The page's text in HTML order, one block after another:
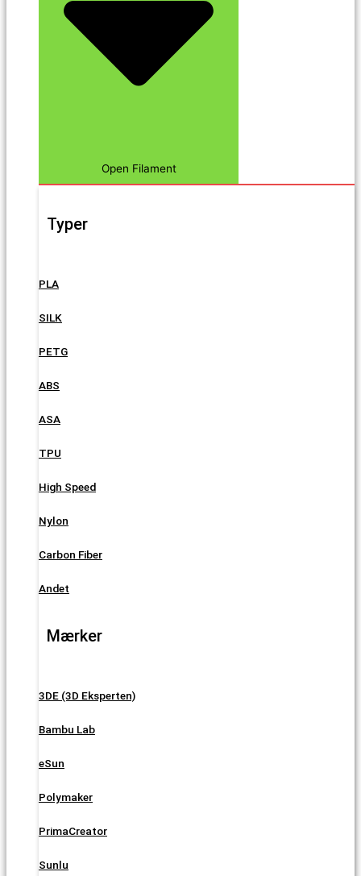
Open Filament
Typer
PLA
SILK
PETG
ABS
ASA
TPU
High Speed
Nylon
Carbon Fiber
Andet
Mærker
3DE (3D Eksperten)
Bambu Lab
eSun
Polymaker
PrimaCreator
Sunlu